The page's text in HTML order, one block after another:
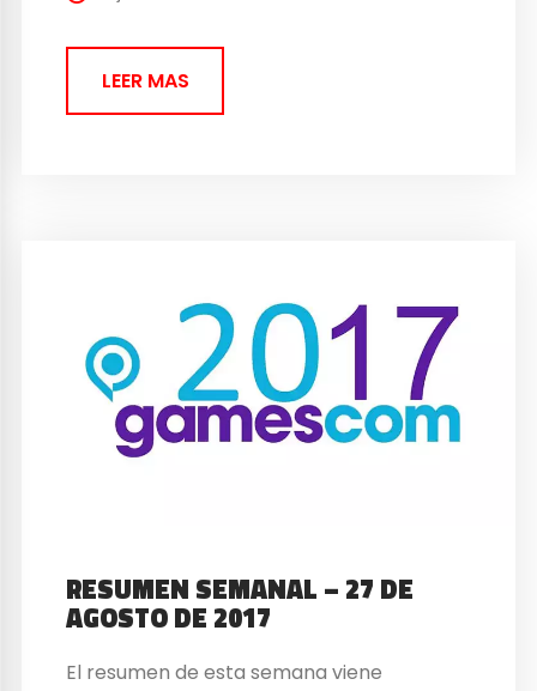
LEER MAS
RESUMEN SEMANAL – 27 DE
AGOSTO DE 2017
El resumen de esta semana viene